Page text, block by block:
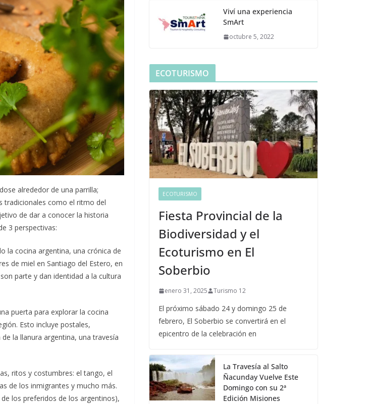
alrededor de una parrilla;
tradicionales como el ritmo del
de dar a conocer la historia
3 perspectivas:
la cocina argentina, una crónica de
de miel en Santiago del Estero, en
parte y dan identidad a la cultura
puerta para explorar la cocina
Esto incluye postales,
la llanura argentina, una travesía
ritos y costumbres: el tango, el
de los inmigrantes y mucho más.
los preferidos de los argentinos),
Viví una experiencia
SmArt
octubre 5, 2022
ECOTURISMO
ECOTURISMO
Fiesta Provincial de la
Biodiversidad y el
Ecoturismo en El
Soberbio
enero 31, 2025 Turismo 12
El próximo sábado 24 y domingo 25 de
febrero, El Soberbio se convertirá en el
epicentro de la celebración en
La Travesía al Salto
Ñacunday Vuelve Este
Domingo con su 2ª
Edición Misiones